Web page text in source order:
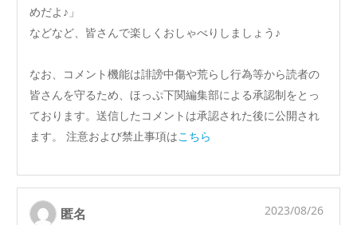
めだよ♪」
などなど、皆さんで楽しくおしゃべりしましょう♪
なお、コメント機能は誹謗中傷や荒らし行為等から読者の
皆さんを守るため、ほっぷ下関編集部による承認制をとっ
ております。送信したコメントは承認された後に公開され
ます。 注意および禁止事項はこちら
匿名 2023/08/26